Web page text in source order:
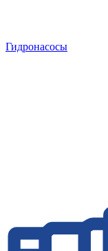
Гидронасосы